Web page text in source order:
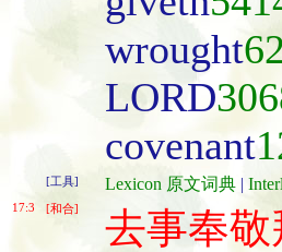
wrought
LORD
covenant
[工具] Lexicon 原文词典 |
17:3 [和合]
去事奉